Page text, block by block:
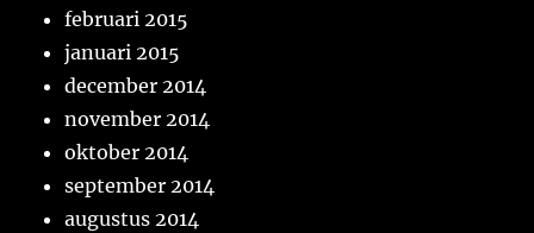
februari 2015
januari 2015
december 2014
november 2014
oktober 2014
september 2014
augustus 2014